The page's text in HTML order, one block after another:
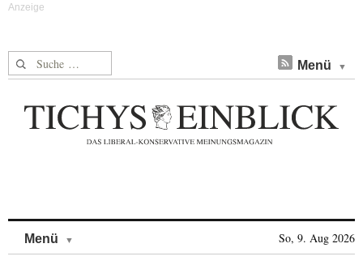
Suche nach: Menü
Menü So, 9. Aug 2026